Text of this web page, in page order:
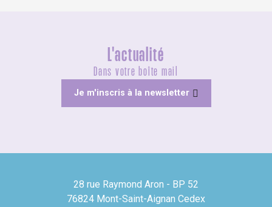
L'actualité
Dans votre boîte mail
Je m'inscris à la newsletter
28 rue Raymond Aron - BP 52
76824 Mont-Saint-Aignan Cedex